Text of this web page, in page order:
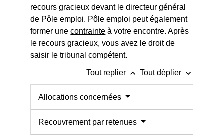
recours gracieux devant le directeur général
de Pôle emploi. Pôle emploi peut également
former unecontrainte à votre encontre. Après
le recours gracieux, vous avez le droit de
saisir le tribunal compétent.
Tout replier keyboard_arrow_up Tout déplier keyboard_arrow_down
Allocations concernées
Recouvrement par retenues